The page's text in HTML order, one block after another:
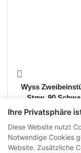
Wyss
Stgw. 90
Ihre Privatsphäre
Diese Website nutzt
Notwendige Cookies
Website. Zusätzliche